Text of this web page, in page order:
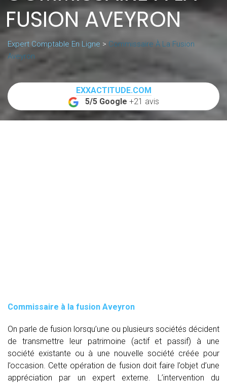
FUSION AVEYRON
Expert Comptable En Ligne > Commissaire À La Fusion
Aveyron
EXXACTITUDE.COM
5/5 Google +21 avis
Commissaire à la fusion Aveyron
On parle de fusion lorsqu’une ou plusieurs sociétés décident
de transmettre leur patrimoine (actif et passif) à une
société existante ou à une nouvelle société créée pour
l’occasion. Cette opération de fusion doit faire l’objet d’une
appréciation par un expert externe. L’intervention du